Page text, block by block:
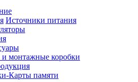
Источники питания
монтажные коробки
Карты памяти